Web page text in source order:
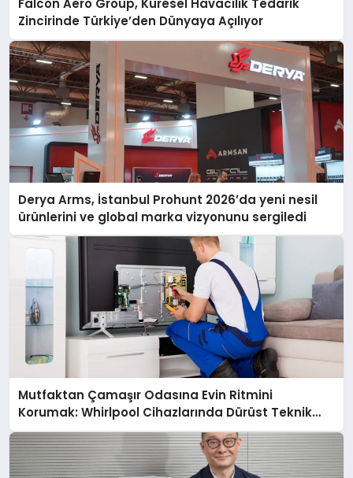
Falcon Aero Group, Küresel Havacılık Tedarik
Zincirinde Türkiye’den Dünyaya Açılıyor
Derya Arms, İstanbul Prohunt 2026’da yeni nesil
ürünlerini ve global marka vizyonunu sergiledi
Mutfaktan Çamaşır Odasına Evin Ritmini
Korumak: Whirlpool Cihazlarında Dürüst Teknik
Destek Deneyimi